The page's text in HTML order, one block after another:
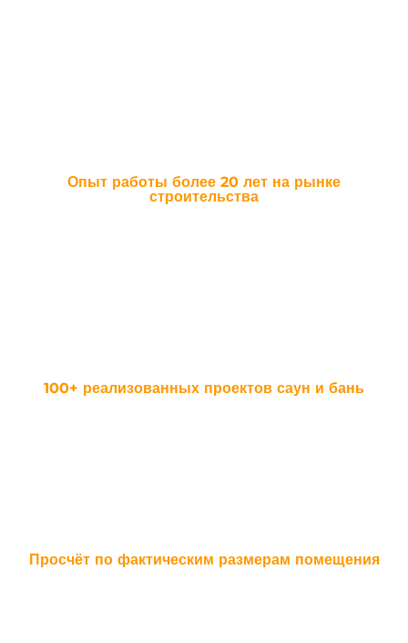
Опыт работы более 20 лет на рынке
строительства
100+ реализованных проектов саун и бань
Просчёт по фактическим размерам помещения